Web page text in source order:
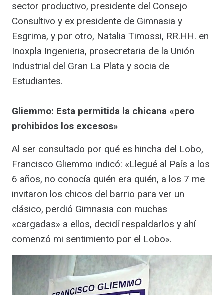
sector productivo, presidente del Consejo
Consultivo y ex presidente de Gimnasia y
Esgrima, y por otro, Natalia Timossi, RR.HH. en
Inoxpla Ingenieria, prosecretaria de la Unión
Industrial del Gran La Plata y socia de
Estudiantes.
Gliemmo: Esta permitida la chicana «pero
prohibidos los excesos»
Al ser consultado por qué es hincha del Lobo,
Francisco Gliemmo indicó: «Llegué al País a los
6 años, no conocía quién era quién, a los 7 me
invitaron los chicos del barrio para ver un
clásico, perdió Gimnasia con muchas
«cargadas» a ellos, decidí respaldarlos y ahí
comenzó mi sentimiento por el Lobo».